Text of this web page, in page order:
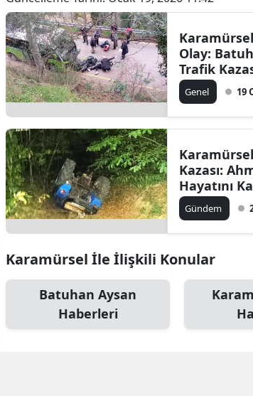
Olay:
Trafik
Yaşamını
Genel 19
Kazası:
Hayatını
Gündem
Karamürsel İle İlişkili Konular
Batuhan Aysan
Haberleri